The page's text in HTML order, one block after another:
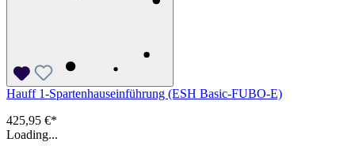
Hauff 1-Spartenhauseinführung (ESH Basic-FUBO-E)
425,95 €*
Loading...